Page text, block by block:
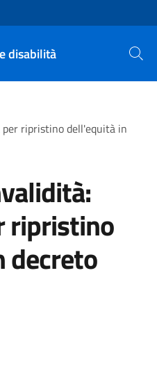
disabilità Cerca
ripristino dell'equità in
ripristino
decreto